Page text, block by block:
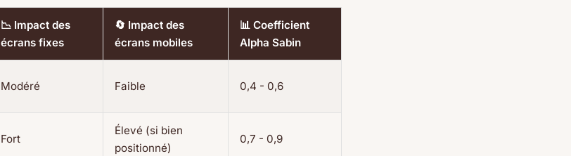
📉 Impact des
écrans fixes
🔄 Impact des
écrans mobiles
📊 Coefficient
Alpha Sabin
Modéré Faible 0,4 - 0,6
Fort
Élevé (si bien
positionné)
0,7 - 0,9